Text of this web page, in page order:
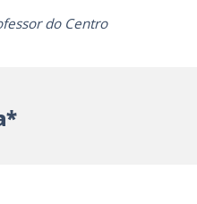
do Centro